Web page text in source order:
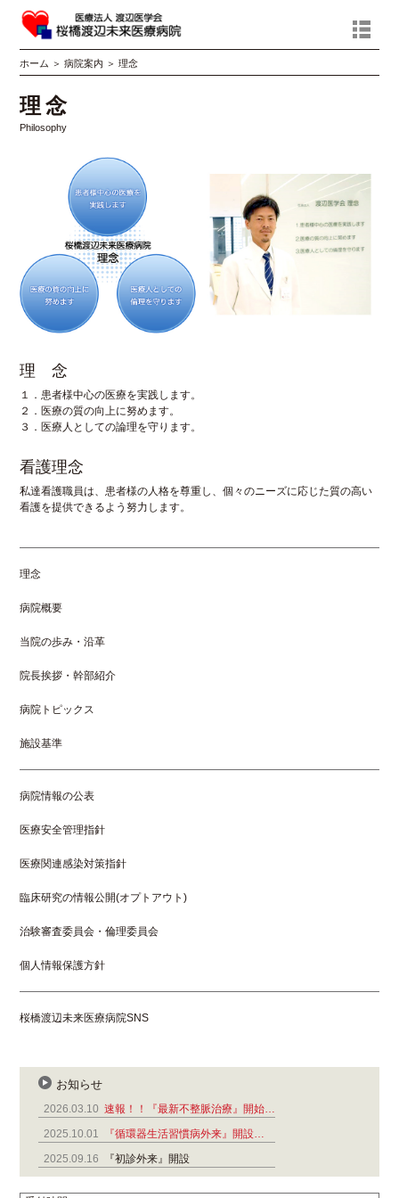
ホーム ＞病院案内 ＞理念
理念
Philosophy
理 念
１．患者様中心の医療を実践します。
２．医療の質の向上に努めます。
３．医療人としての論理を守ります。
看護理念
私達看護職員は、患者様の人格を尊重し、個々のニーズに応じた質の高い
看護を提供できるよう努力します。
理念
病院概要
当院の歩み・沿革
院長挨拶・幹部紹介
病院トピックス
施設基準
病院情報の公表
医療安全管理指針
医療関連感染対策指針
臨床研究の情報公開(オプトアウト)
治験審査委員会・倫理委員会
個人情報保護方針
桜橋渡辺未来医療病院SNS
お知らせ
2026.03.10 速報！！『最新不整脈治療』開始…
2025.10.01
『循環器生活習慣病外来』開設…
2025.09.16
『初診外来』開設